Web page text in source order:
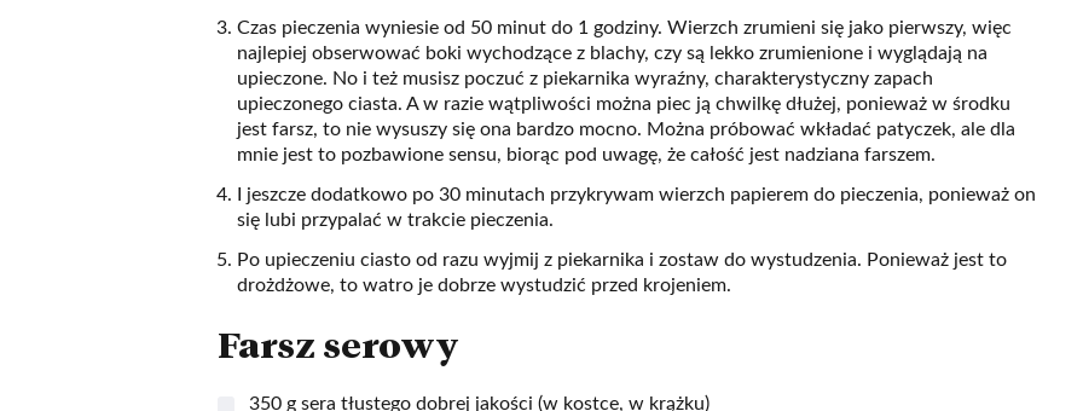
Czas pieczenia wyniesie od 50 minut do 1 godziny. Wierzch zrumieni się jako pierwszy, więc
najlepiej obserwować boki wychodzące z blachy, czy są lekko zrumienione i wyglądają na
upieczone. No i też musisz poczuć z piekarnika wyraźny, charakterystyczny zapach
upieczonego ciasta. A w razie wątpliwości można piec ją chwilkę dłużej, ponieważ w środku
jest farsz, to nie wysuszy się ona bardzo mocno. Można próbować wkładać patyczek, ale dla
mnie jest to pozbawione sensu, biorąc pod uwagę, że całość jest nadziana farszem.
I jeszcze dodatkowo po 30 minutach przykrywam wierzch papierem do pieczenia, ponieważ on
się lubi przypalać w trakcie pieczenia.
Po upieczeniu ciasto od razu wyjmij z piekarnika i zostaw do wystudzenia. Ponieważ jest to
drożdżowe, to watro je dobrze wystudzić przed krojeniem.
Farsz serowy
350 g sera tłustego dobrej jakości (w kostce, w krążku)